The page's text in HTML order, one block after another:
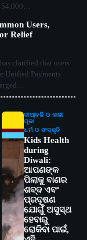
Users,
Relief
clarified that users
Unified Payments
ଦୀପାବଳି ଓ କାଳୀ
ପୂଜା
ଧର୍ମ ଓ ସଂସ୍କୃତି
Kids Health
during
Diwali:
ଆପଣଙ୍କ
ପିଲାକୁ ବାଣର
ଶବ୍ଦ ଏବଂ
ପ୍ରଦୂଷଣ
ଯୋଗୁଁ ଅସୁସ୍ଥ
ହେବାରୁ
ରୋକିବା ପାଇଁ,